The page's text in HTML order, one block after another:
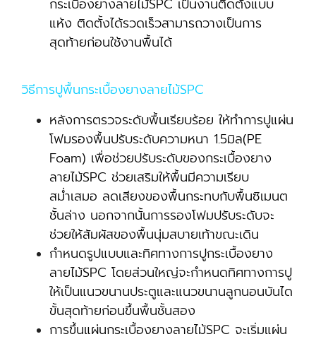
กระเบื้องยางลายไม้SPC เป็นงานติดตั้งแบบ
แห้ง ติดตั้งได้รวดเร็วสามารถวางเป็นการ
สุดท้ายก่อนใช้งานพื้นได้
วิธีการปูพื้นกระเบื้องยางลายไม้SPC
หลังการตรวจระดับพื้นเรียบร้อย ให้ทำการปูแผ่น
โฟมรองพื้นปรับระดับความหนา 1.5มิล(PE
Foam) เพื่อช่วยปรับระดับของกระเบื้องยาง
ลายไม้SPC ช่วยเสริมให้พื้นมีความเรียบ
สม่ำเสมอ ลดเสียงของพื้นกระทบกับพื้นซิเมนต
ชั้นล่าง นอกจากนั้นการรองโฟมปรับระดับจะ
ช่วยให้สัมผัสของพื้นนุ่มสบายเท้าขณะเดิน
กำหนดรูปแบบและทิศทางการปูกระเบื้องยาง
ลายไม้SPC โดยส่วนใหญ่จะกำหนดทิศทางการปู
ให้เป็นแนวขนานประตูและแนวขนานลูกนอนบันได
ขั้นสุดท้ายก่อนขึ้นพื้นชั้นสอง
การขึ้นแผ่นกระเบื้องยางลายไม้SPC จะเริ่มแผ่น